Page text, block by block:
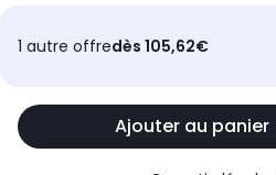
1 autre offredès 105,62€
Ajouter au panier